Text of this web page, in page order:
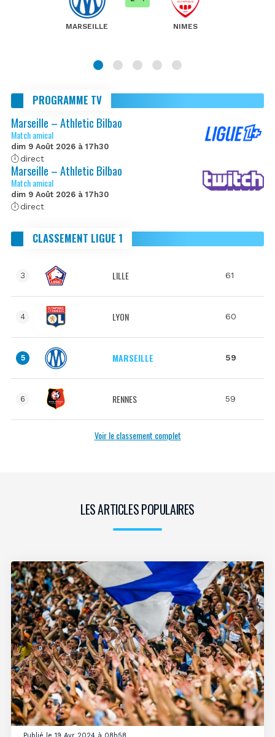
MARSEILLE NIMES
PROGRAMME TV
Marseille – Athletic Bilbao
Match amical
dim 9 Août 2026 à 17h30
direct
Marseille – Athletic Bilbao
Match amical
dim 9 Août 2026 à 17h30
direct
CLASSEMENT LIGUE 1
3 LILLE 61
4 LYON 60
5 MARSEILLE 59
6 RENNES 59
Voir le classement complet
LES ARTICLES POPULAIRES